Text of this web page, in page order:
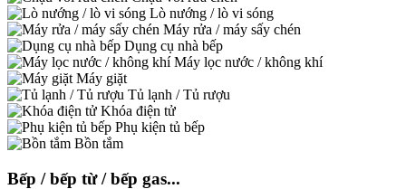
Lò nướng / lò vi sóng
Máy rửa / máy sấy chén
Dụng cụ nhà bếp
Máy lọc nước / không khí
Máy giặt
Tủ lạnh / Tủ rượu
Khóa điện tử
Phụ kiện tủ bếp
Bồn tắm
Bếp / bếp từ / bếp gas...